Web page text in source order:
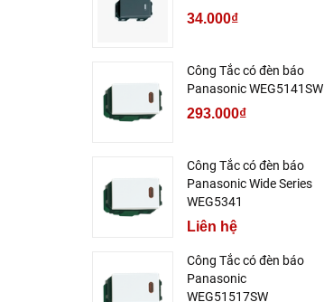
34.000₫
Công Tắc có đèn báo
Panasonic WEG5141SW
293.000₫
Công Tắc có đèn báo
Panasonic Wide Series
WEG5341
Liên hệ
Công Tắc có đèn báo
Panasonic
WEG51517SW